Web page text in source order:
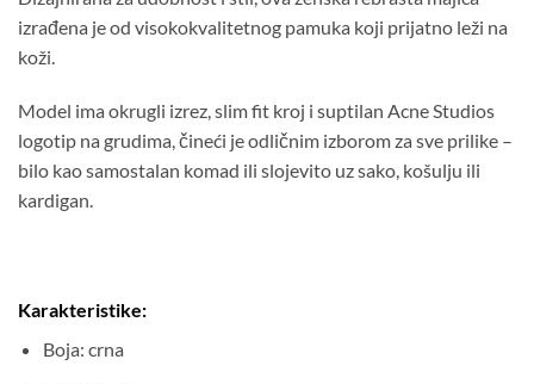
izrađena je od visokokvalitetnog pamuka koji prijatno leži na
koži.
Model ima okrugli izrez, slim fit kroj i suptilan Acne Studios
logotip na grudima, čineći je odličnim izborom za sve prilike –
bilo kao samostalan komad ili slojevito uz sako, košulju ili
kardigan.
Karakteristike:
Boja: crna